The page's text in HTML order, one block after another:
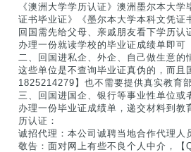
《澳洲大学学历认证》澳洲墨尔本大
证书毕业证》《墨尔本大学本科文凭证
回国需先给父母、亲戚朋友看下学历认
办理一份就读学校的毕业证成绩单即可
二、回国进私企、外企、自己做生意的
这些单位是不查询毕业证真伪的，而
1825214279】也不需要提供真实教育
三、回国进国企、银行等事业性单位或
办理一份毕业证成绩单，递交材料到
历认证：
诚招代理：本公司诚聘当地合作代理人
敬告：面对网上有些不良个人中介，